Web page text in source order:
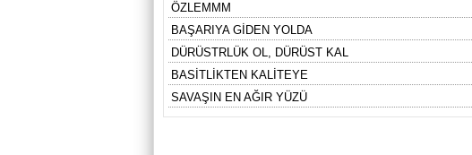
ÖZLEMMM
BAŞARIYA GİDEN YOLDA
DÜRÜSTRLÜK OL, DÜRÜST KAL
BASİTLİKTEN KALİTEYE
SAVAŞIN EN AĞIR YÜZÜ